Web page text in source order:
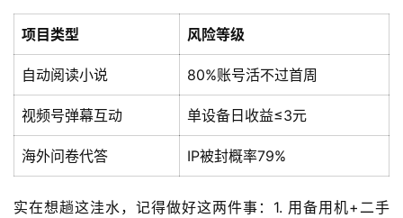
项目类型 风险等级
自动阅读小说 80%账号活不过首周
视频号弹幕互动 单设备日收益≤3元
海外问卷代答 IP被封概率79%
实在想趟这洼水，记得做好这两件事：1. 用备用机+二手